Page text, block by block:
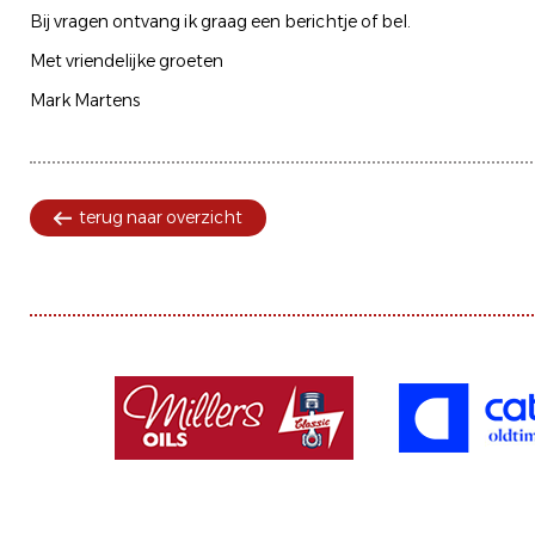
Bij vragen ontvang ik graag een berichtje of bel.
Met vriendelijke groeten
Mark Martens
terug naar overzicht